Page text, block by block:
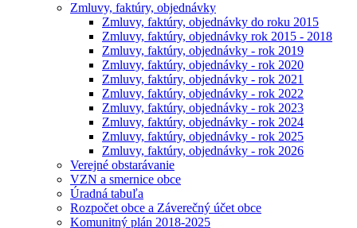
Zmluvy, faktúry, objednávky
Zmluvy, faktúry, objednávky do roku 2015
Zmluvy, faktúry, objednávky rok 2015 - 2018
Zmluvy, faktúry, objednávky - rok 2019
Zmluvy, faktúry, objednávky - rok 2020
Zmluvy, faktúry, objednávky - rok 2021
Zmluvy, faktúry, objednávky - rok 2022
Zmluvy, faktúry, objednávky - rok 2023
Zmluvy, faktúry, objednávky - rok 2024
Zmluvy, faktúry, objednávky - rok 2025
Zmluvy, faktúry, objednávky - rok 2026
Verejné obstarávanie
VZN a smernice obce
Úradná tabuľa
Rozpočet obce a Záverečný účet obce
Komunitný plán 2018-2025